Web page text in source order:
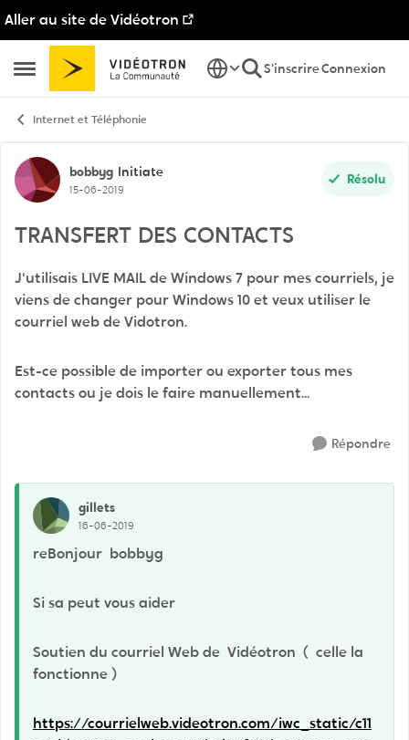
Aller au site de Vidéotron
Ouvrir Menu Latéral
Passer au contenu
S'inscrireConnexion
Internet et Téléphonie
Discussion de forum
bobbyg Initiate
15-06-2019
Résolu
TRANSFERT DES CONTACTS
J'utilisais LIVE MAIL de Windows 7 pour mes courriels, je
viens de changer pour Windows 10 et veux utiliser le
courriel web de Vidotron.
Est-ce possible de importer ou exporter tous mes
contacts ou je dois le faire manuellement...
Répondre
gillets
16-06-2019
reBonjour bobbyg
Si sa peut vous aider
Soutien du courriel Web de Vidéotron ( celle la
fonctionne )
https://courrielweb.videotron.com/iwc_static/c11